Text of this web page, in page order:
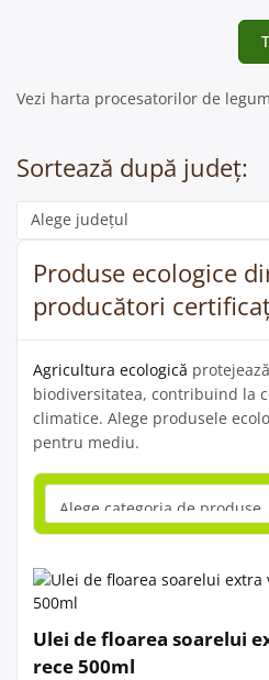
Vezi harta procesatorilor de
Sortează după județ:
Categorie
Produse ecologice
producători
Agricultura ecologică
biodiversitatea, contribuind la
climatice. Alege produsele
pentru mediu.
Ulei de floarea soarelui
rece 500ml